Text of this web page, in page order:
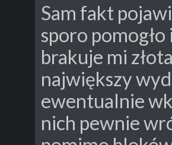
Sam fakt
sporo
brakuje mi
największy
ewentualnie
nich pewnie